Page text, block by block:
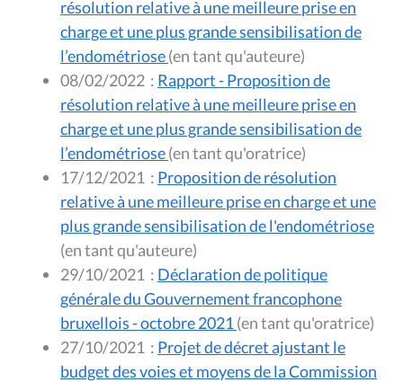
résolution relative à une meilleure prise en
charge et une plus grande sensibilisation de
l’endométriose
(en tant qu'auteure)
08/02/2022 : Rapport - Proposition de
résolution relative à une meilleure prise en
charge et une plus grande sensibilisation de
l’endométriose
(en tant qu'oratrice)
17/12/2021 : Proposition de résolution
relative à une meilleure prise en charge et une
plus grande sensibilisation de l'endométriose
(en tant qu'auteure)
29/10/2021 : Déclaration de politique
générale du Gouvernement francophone
bruxellois - octobre 2021
(en tant qu'oratrice)
27/10/2021 : Projet de décret ajustant le
budget des voies et moyens de la Commission